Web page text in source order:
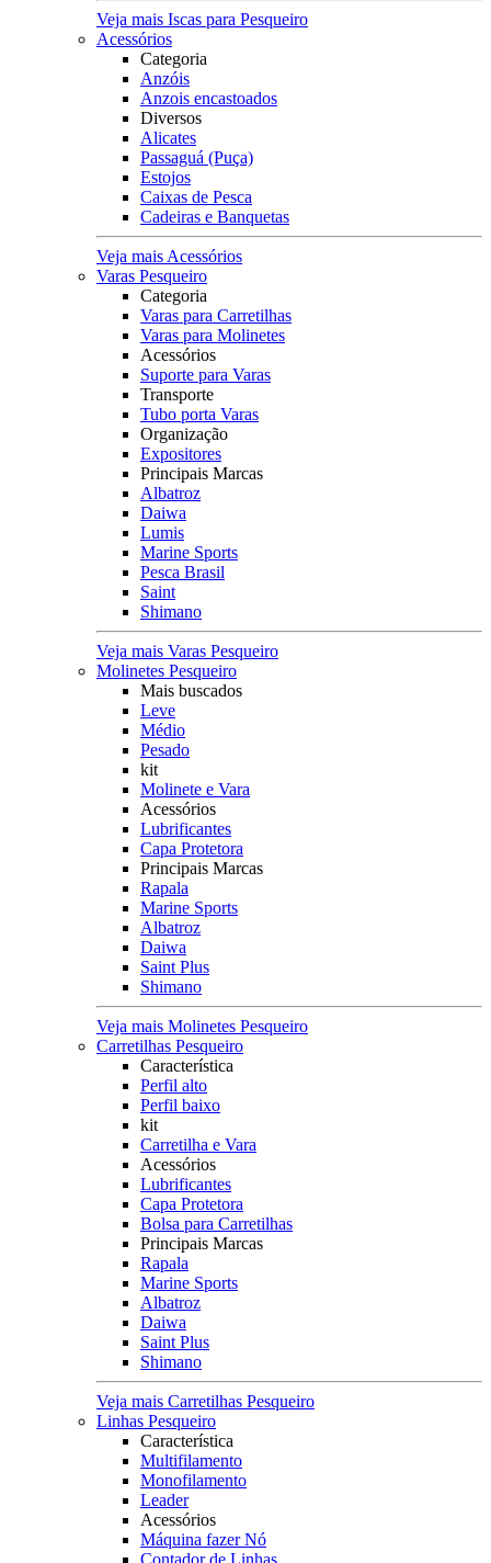
Veja mais Iscas para Pesqueiro
Acessórios
Categoria
Anzóis
Anzois encastoados
Diversos
Alicates
Passaguá (Puça)
Estojos
Caixas de Pesca
Cadeiras e Banquetas
Veja mais Acessórios
Varas Pesqueiro
Categoria
Varas para Carretilhas
Varas para Molinetes
Acessórios
Suporte para Varas
Transporte
Tubo porta Varas
Organização
Expositores
Principais Marcas
Albatroz
Daiwa
Lumis
Marine Sports
Pesca Brasil
Saint
Shimano
Veja mais Varas Pesqueiro
Molinetes Pesqueiro
Mais buscados
Leve
Médio
Pesado
kit
Molinete e Vara
Acessórios
Lubrificantes
Capa Protetora
Principais Marcas
Rapala
Marine Sports
Albatroz
Daiwa
Saint Plus
Shimano
Veja mais Molinetes Pesqueiro
Carretilhas Pesqueiro
Característica
Perfil alto
Perfil baixo
kit
Carretilha e Vara
Acessórios
Lubrificantes
Capa Protetora
Bolsa para Carretilhas
Principais Marcas
Rapala
Marine Sports
Albatroz
Daiwa
Saint Plus
Shimano
Veja mais Carretilhas Pesqueiro
Linhas Pesqueiro
Característica
Multifilamento
Monofilamento
Leader
Acessórios
Máquina fazer Nó
Contador de Linhas